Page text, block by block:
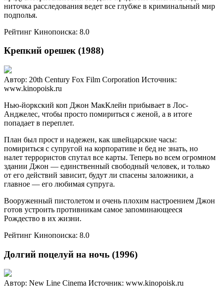
ниточка расследования ведет все глубже в криминальный мир
подполья.
Рейтинг Кинопоиска: 8.0
Крепкий орешек (1988)
Автор: 20th Century Fox Film Corporation Источник:
www.kinopoisk.ru
Нью-йоркский коп Джон МакКлейн прибывает в Лос-
Анджелес, чтобы просто помириться с женой, а в итоге
попадает в переплет.
План был прост и надежен, как швейцарские часы:
помириться с супругой на корпоративе и бед не знать, но
налет террористов спутал все карты. Теперь во всем огромном
здании Джон — единственный свободный человек, и только
от его действий зависит, будут ли спасены заложники, а
главное — его любимая супруга.
Вооруженный пистолетом и очень плохим настроением Джон
готов устроить противникам самое запоминающееся
Рождество в их жизни.
Рейтинг Кинопоиска: 8.0
Долгий поцелуй на ночь (1996)
Автор: New Line Cinema Источник: www.kinopoisk.ru